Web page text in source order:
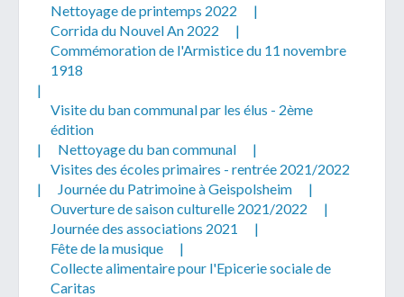
Nettoyage de printemps 2022
|
Corrida du Nouvel An 2022
|
Commémoration de l'Armistice du 11 novembre
1918
|
Visite du ban communal par les élus - 2ème
édition
|
Nettoyage du ban communal
|
Visites des écoles primaires - rentrée 2021/2022
|
Journée du Patrimoine à Geispolsheim
|
Ouverture de saison culturelle 2021/2022
|
Journée des associations 2021
|
Fête de la musique
|
Collecte alimentaire pour l'Epicerie sociale de
Caritas